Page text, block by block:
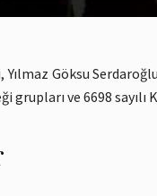
Yılmaz Göksu
grupları ve 6698